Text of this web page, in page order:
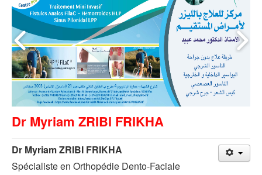
Dr Myriam ZRIBI FRIKHA
Dr Myriam ZRIBI FRIKHA
Spécialiste en Orthopédie Dento-Faciale